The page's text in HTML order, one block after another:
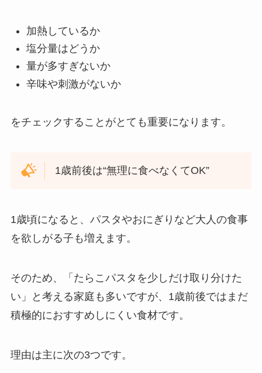
加熱しているか
塩分量はどうか
量が多すぎないか
辛味や刺激がないか
をチェックすることがとても重要になります。
1歳前後は“無理に食べなくてOK”
1歳頃になると、パスタやおにぎりなど大人の食事
を欲しがる子も増えます。
そのため、「たらこパスタを少しだけ取り分けた
い」と考える家庭も多いですが、1歳前後ではまだ
積極的におすすめしにくい食材です。
理由は主に次の3つです。